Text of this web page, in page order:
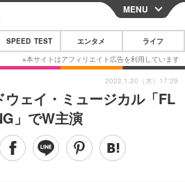
CLOSE
スマートフォン
その他
映画・ドラマ
MENU
SPEED TEST エンタメ ライフ
ェイ・ミュージカル「FL
」でW主演
2022.1.20（木）17:29